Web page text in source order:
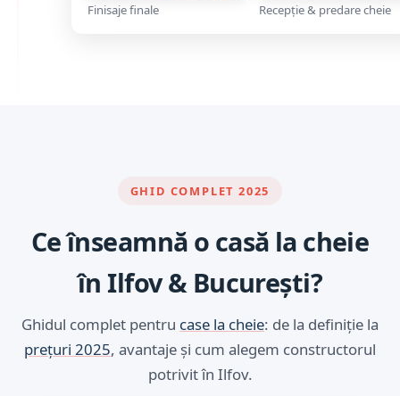
Finisaje finale Recepție & predare cheie
GHID COMPLET 2025
Ce înseamnă o casă la cheie
în Ilfov & București?
Ghidul complet pentru case la cheie: de la definiție la
prețuri 2025, avantaje și cum alegem constructorul
potrivit în Ilfov.